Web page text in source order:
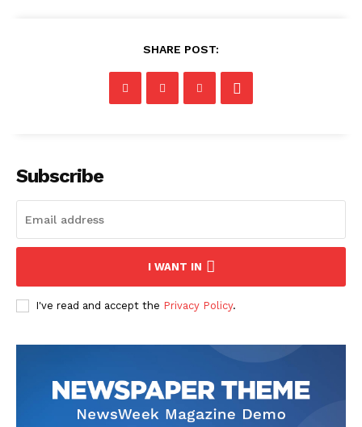
SHARE POST:
Subscribe
I WANT IN
I've read and accept the Privacy Policy.